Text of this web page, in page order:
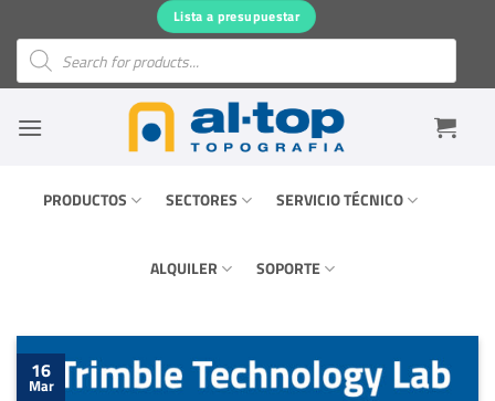
contenido
Lista a presupuestar
Búsqueda
productos
PRODUCTOS SECTORES SERVICIO TÉCNICO
ALQUILER SOPORTE
16
Mar